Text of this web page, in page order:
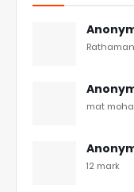
mat
12 mark